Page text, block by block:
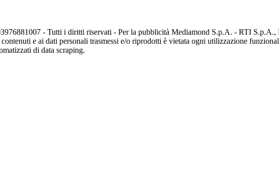
- Tutti i diritti riservati - Per la pubblicità Mediamond S.p.A. - RTI S.p.A.,
e ai dati personali trasmessi e/o riprodotti è vietata ogni utilizzazione
di data scraping.